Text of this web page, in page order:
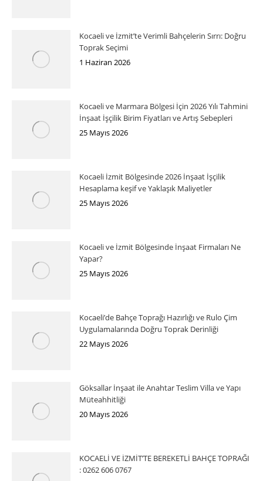
Kocaeli ve İzmit’te Verimli Bahçelerin Sırrı: Doğru
Toprak Seçimi
1 Haziran 2026
Kocaeli ve Marmara Bölgesi İçin 2026 Yılı Tahmini
İnşaat İşçilik Birim Fiyatları ve Artış Sebepleri
25 Mayıs 2026
Kocaeli İzmit Bölgesinde 2026 İnşaat İşçilik
Hesaplama keşif ve Yaklaşık Maliyetler
25 Mayıs 2026
Kocaeli ve İzmit Bölgesinde İnşaat Firmaları Ne
Yapar?
25 Mayıs 2026
Kocaeli’de Bahçe Toprağı Hazırlığı ve Rulo Çim
Uygulamalarında Doğru Toprak Derinliği
22 Mayıs 2026
Göksallar İnşaat ile Anahtar Teslim Villa ve Yapı
Müteahhitliği
20 Mayıs 2026
KOCAELİ VE İZMİT’TE BEREKETLİ BAHÇE TOPRAĞI
: 0262 606 0767